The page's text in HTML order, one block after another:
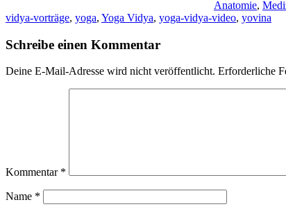
Anatomie,
vidya-vorträge, yoga, Yoga Vidya, yoga-vidya-video, yovina
Schreibe einen Kommentar
Deine E-Mail-Adresse wird nicht veröffentlicht. Erforderliche
Kommentar *
Name *